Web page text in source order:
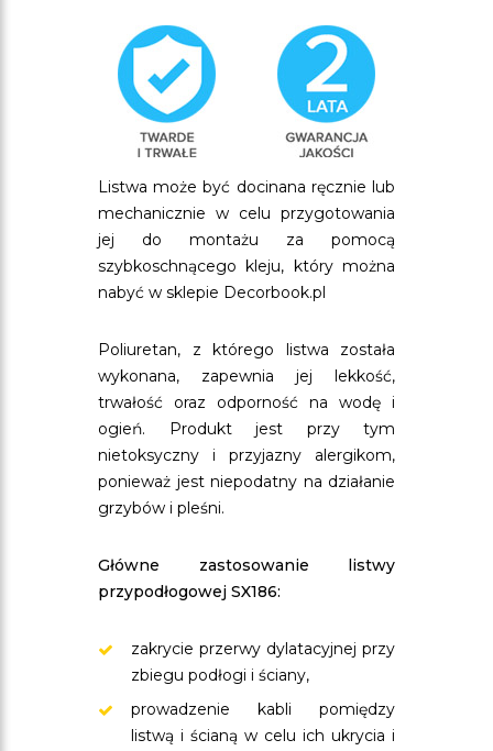
Listwa może być docinana ręcznie lub
mechanicznie w celu przygotowania
jej do montażu za pomocą
szybkoschnącego kleju, który można
nabyć w sklepie Decorbook.pl
Poliuretan, z którego listwa została
wykonana, zapewnia jej lekkość,
trwałość oraz odporność na wodę i
ogień. Produkt jest przy tym
nietoksyczny i przyjazny alergikom,
ponieważ jest niepodatny na działanie
grzybów i pleśni.
Główne zastosowanie listwy
przypodłogowej SX186:
zakrycie przerwy dylatacyjnej przy
zbiegu podłogi i ściany,
prowadzenie kabli pomiędzy
listwą i ścianą w celu ich ukrycia i